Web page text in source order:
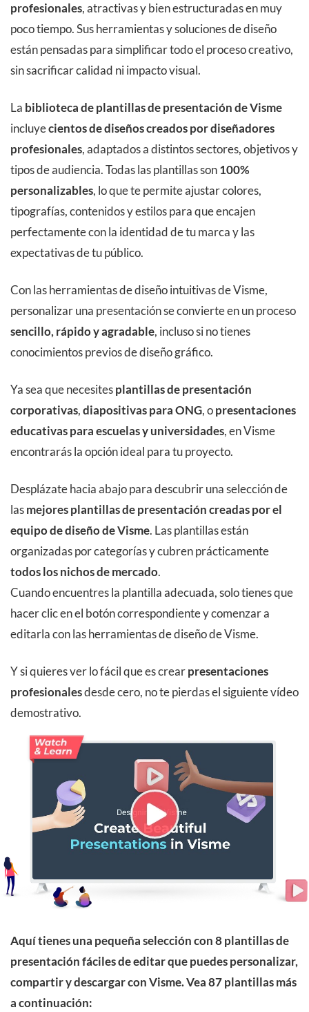
profesionales, atractivas y bien estructuradas en muy
poco tiempo. Sus herramientas y soluciones de diseño
están pensadas para simplificar todo el proceso creativo,
sin sacrificar calidad ni impacto visual.
La biblioteca de plantillas de presentación de Visme
incluyecientos de diseños creados por diseñadores
profesionales, adaptados a distintos sectores, objetivos y
tipos de audiencia. Todas las plantillas son100%
personalizables, lo que te permite ajustar colores,
tipografías, contenidos y estilos para que encajen
perfectamente con la identidad de tu marca y las
expectativas de tu público.
Con las herramientas de diseño intuitivas de Visme,
personalizar una presentación se convierte en un proceso
sencillo, rápido y agradable, incluso si no tienes
conocimientos previos de diseño gráfico.
Ya sea que necesitesplantillas de presentación
corporativas,diapositivas para ONG, opresentaciones
educativas para escuelas y universidades, en Visme
encontrarás la opción ideal para tu proyecto.
Desplázate hacia abajo para descubrir una selección de
lasmejores plantillas de presentación creadas por el
equipo de diseño de Visme. Las plantillas están
organizadas por categorías y cubren prácticamente
todos los nichos de mercado.
Cuando encuentres la plantilla adecuada, solo tienes que
hacer clic en el botón correspondiente y comenzar a
editarla con las herramientas de diseño de Visme.
Y si quieres ver lo fácil que es crearpresentaciones
profesionalesdesde cero, no te pierdas el siguiente vídeo
demostrativo.
Aquí tienes una pequeña selección con 8 plantillas de
presentación fáciles de editar que puedes personalizar,
compartir y descargar con Visme. Vea 87 plantillas más
a continuación: